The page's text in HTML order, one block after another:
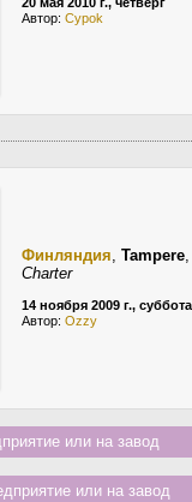
Автор: Cypok
Финляндия, Tampere
Charter
14 ноября 2009 г., суббота
Автор: Ozzy
или на завод
или на завод